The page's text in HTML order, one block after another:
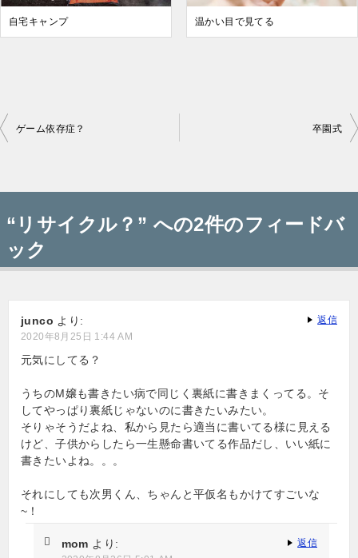
自宅キャンプ 温かい目で見てる
投
稿
ナ
ビ
ー
シ
ョ
ン
ゲーム依存症？ 卒園式
“リサイクル？” への2件のフィードバ
ック
junco より:
2020年8月25日 1:44 AM
元気にしてる？
うちのM嬢も書きたい病で同じく裏紙に書きまくってる。そ
してやっぱり裏紙じゃないのに書きたいみたい。
そりゃそうだよね、私から見たら適当に書いてる様に見える
けど、子供からしたら一生懸命書いてる作品だし、いい紙に
書きたいよね。。。
それにしても次男くん、ちゃんと平仮名もかけてすごいな
~！
返信
mom より: 返信